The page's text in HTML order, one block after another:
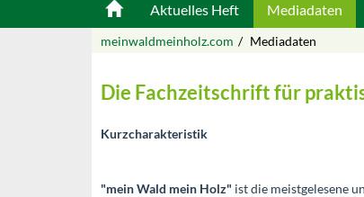
Aktuelles Heft Mediadaten
meinwaldmeinholz.com Mediadaten
Die Fachzeitschrift für
Kurzcharakteristik
"mein Wald mein Holz" ist die meistgelesene